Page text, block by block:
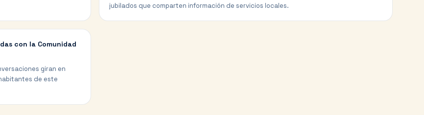
jubilados que comparten información de servicios locales.
con la Comunidad
giran en
de este